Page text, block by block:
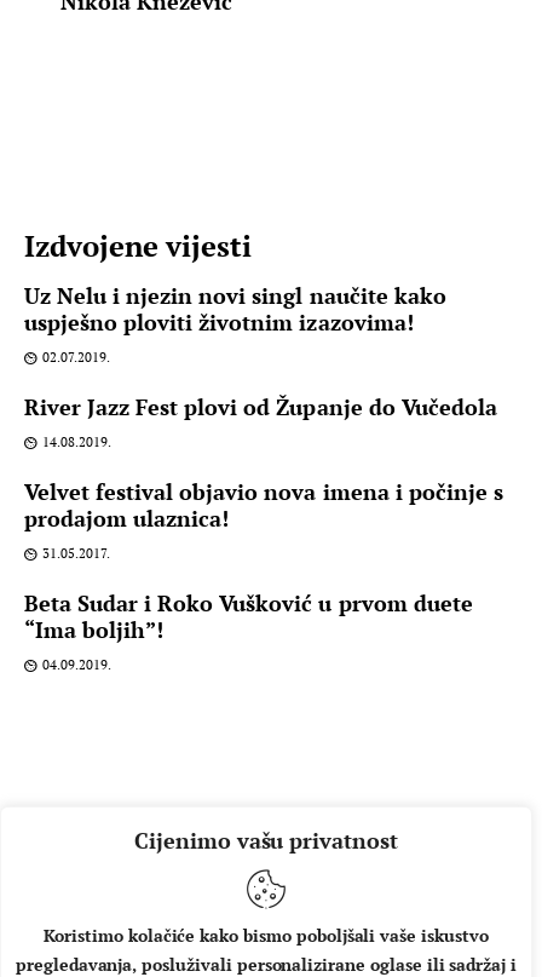
Cijenimo vašu privatnost
Koristimo kolačiće kako bismo poboljšali vaše iskustvo
pregledavanja, posluživali personalizirane oglase ili sadržaj i
Izdvojene vijesti
Uz Nelu i njezin novi singl naučite kako
uspješno ploviti životnim izazovima!
02.07.2019.
River Jazz Fest plovi od Županje do Vučedola
14.08.2019.
Velvet festival objavio nova imena i počinje s
prodajom ulaznica!
31.05.2017.
Beta Sudar i Roko Vušković u prvom duete
“Ima boljih”!
04.09.2019.
O NAMA IMPRESSUM UVJETI KORIŠTENJA